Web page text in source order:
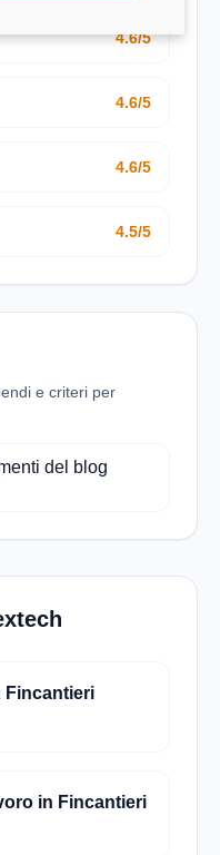
4.6/5
4.6/5
4.6/5
4.5/5
e criteri per
del blog
Fincantieri
in Fincantieri